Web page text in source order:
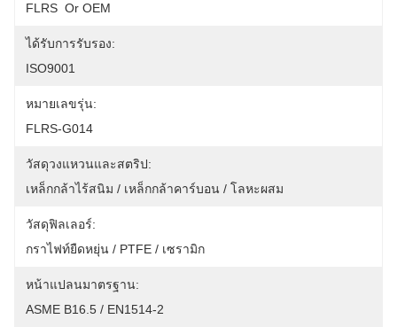
FLRS  Or OEM
ได้รับการรับรอง:
ISO9001
หมายเลขรุ่น:
FLRS-G014
วัสดุวงแหวนและสตริป:
เหล็กกล้าไร้สนิม / เหล็กกล้าคาร์บอน / โลหะผสม
วัสดุฟิลเลอร์:
กราไฟท์ยืดหยุ่น / PTFE / เซรามิก
หน้าแปลนมาตรฐาน:
ASME B16.5 / EN1514-2